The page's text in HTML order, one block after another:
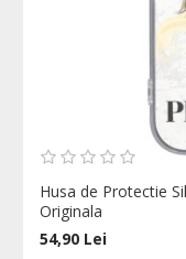
Husa de Protectie
Originala
54,90 Lei